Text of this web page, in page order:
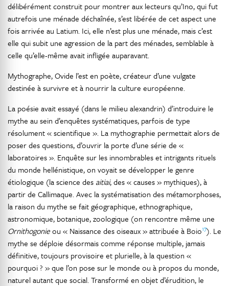
délibérément construit pour montrer aux lecteurs qu’Ino, qui fut
autrefois une ménade déchaînée, s’est libérée de cet aspect une
fois arrivée au Latium. Ici, elle n’est plus une ménade, mais c’est
elle qui subit une agression de la part des ménades, semblable à
celle qu’elle-même avait infligée auparavant.
Mythographe, Ovide l’est en poète, créateur d’une vulgate
destinée à survivre et à nourrir la culture européenne.
La poésie avait essayé (dans le milieu alexandrin) d’introduire le
mythe au sein d’enquêtes systématiques, parfois de type
résolument « scientifique ». La mythographie permettait alors de
poser des questions, d’ouvrir la porte d’une série de «
laboratoires ». Enquête sur les innombrables et intrigants rituels
du monde hellénistique, on voyait se développer le genre
étiologique (la science des aitiai, des « causes » mythiques), à
partir de Callimaque. Avec la systématisation des métamorphoses,
la raison du mythe se fait géographique, ethnographique,
astronomique, botanique, zoologique (on rencontre même une
Ornithogonieou « Naissance des oiseaux » attribuée à Boio17). Le
mythe se déploie désormais comme réponse multiple, jamais
définitive, toujours provisoire et plurielle, à la question «
pourquoi ? » que l’on pose sur le monde ou à propos du monde,
naturel autant que social. Transformé en objet d’érudition, le